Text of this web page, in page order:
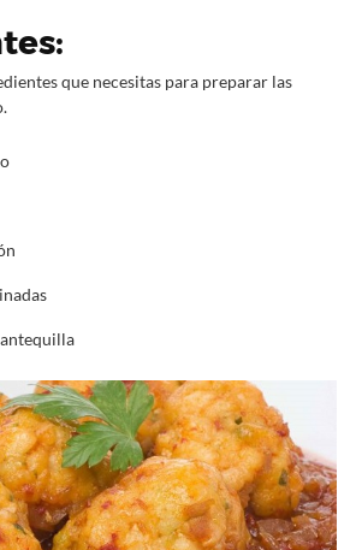
que necesitas para preparar las